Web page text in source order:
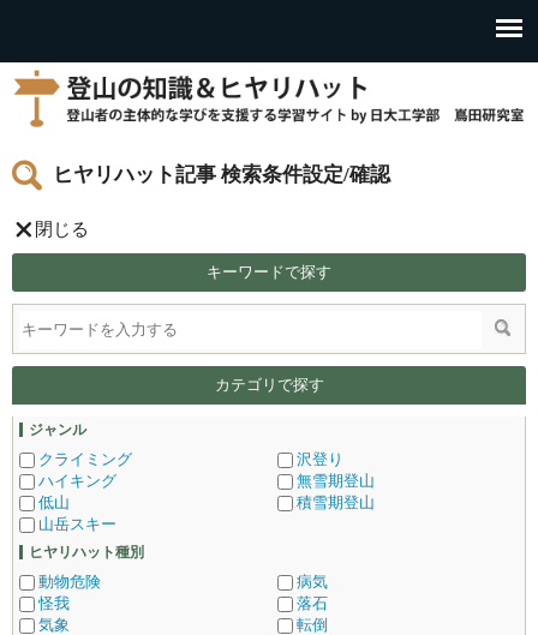
ヒヤリハット記事 検索条件設定/確認
閉じる
キーワードで探す
カテゴリで探す
ジャンル
クライミング
ハイキング
低山
山岳スキー
沢登り
無雪期登山
積雪期登山
ヒヤリハット種別
動物危険
怪我
気象
病気
落石
転倒